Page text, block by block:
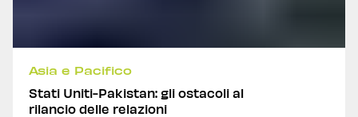
Asia e Pacifico
Stati Uniti-Pakistan: gli ostacoli al
rilancio delle relazioni